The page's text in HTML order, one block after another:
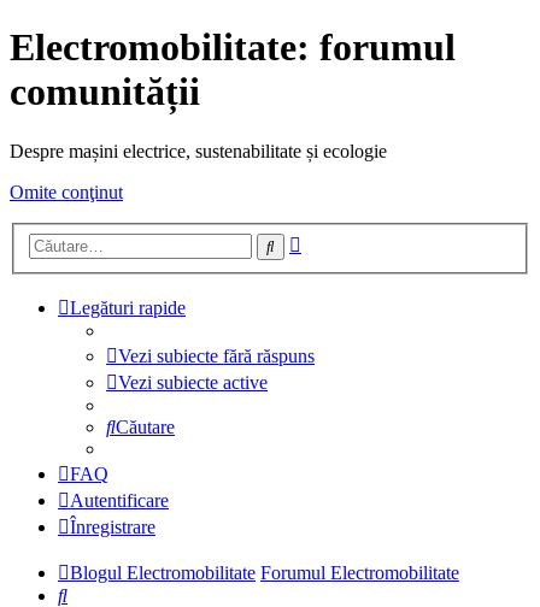
Electromobilitate: forumul
comunității
Despre mașini electrice, sustenabilitate și ecologie
Omite conţinut
Căutare
Legături rapide
Vezi subiecte fără răspuns
Vezi subiecte active
Căutare
FAQ
Autentificare
Înregistrare
Blogul Electromobilitate Forumul Electromobilitate
Căutare